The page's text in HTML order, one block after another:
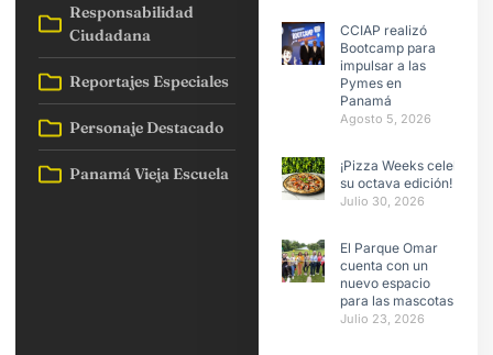
Responsabilidad
Ciudadana
Reportajes Especiales
Personaje Destacado
Panamá Vieja Escuela
CCIAP realizó
Bootcamp para
impulsar a las
Pymes en
Panamá
Agosto 5, 2026
¡Pizza Weeks celebra
su octava edición!
Julio 30, 2026
El Parque Omar
cuenta con un
nuevo espacio
para las mascotas
Julio 23, 2026